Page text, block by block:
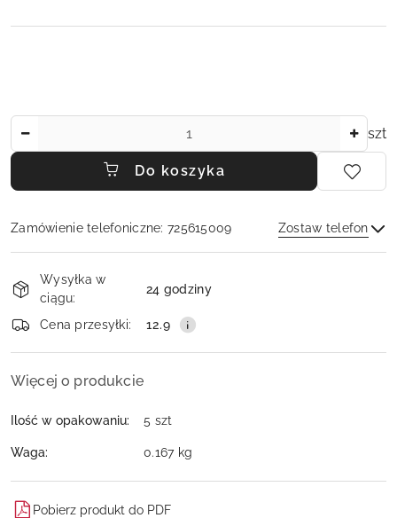
szt
Do koszyka
Zamówienie telefoniczne: 725615009 Zostaw telefon
i
dostawa
Wysyłka w
ciągu:
24 godziny
Cena przesyłki: 12.9
Więcej o produkcie
Ilość w opakowaniu: 5 szt
Waga: 0.167 kg
Pobierz produkt do PDF